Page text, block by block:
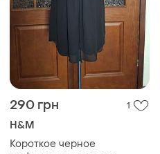
290 грн 1
H&M
Короткое черное